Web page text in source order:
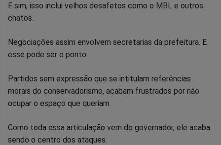
E sim, isso inclui velhos desafetos como o MBL e outros
chatos.
Negociações assim envolvem secretarias da prefeitura. E
esse pode ser o ponto.
Partidos sem expressão que se intitulam referências
morais do conservadorismo, acabam frustrados por não
ocupar o espaço que queriam.
Como toda essa articulação vem do governador, ele acaba
sendo o centro dos ataques.